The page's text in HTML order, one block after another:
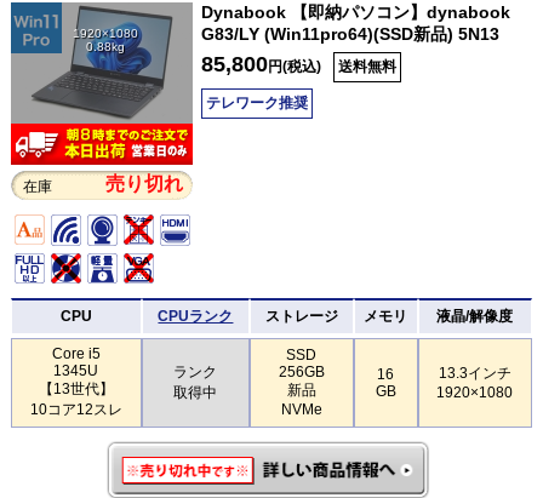
1920×1080
0.88kg
在庫 売り切れ
Dynabook 【即納パソコン】dynabook
G83/LY (Win11pro64)(SSD新品) 5N13
85,800円(税込) 送料無料
テレワーク推奨
CPU CPUランク ストレージ メモリ 液晶/解像度
Core i5
1345U
【13世代】
10コア12スレ
ランク
取得中
SSD
256GB
新品
NVMe
16
GB
13.3インチ
1920×1080